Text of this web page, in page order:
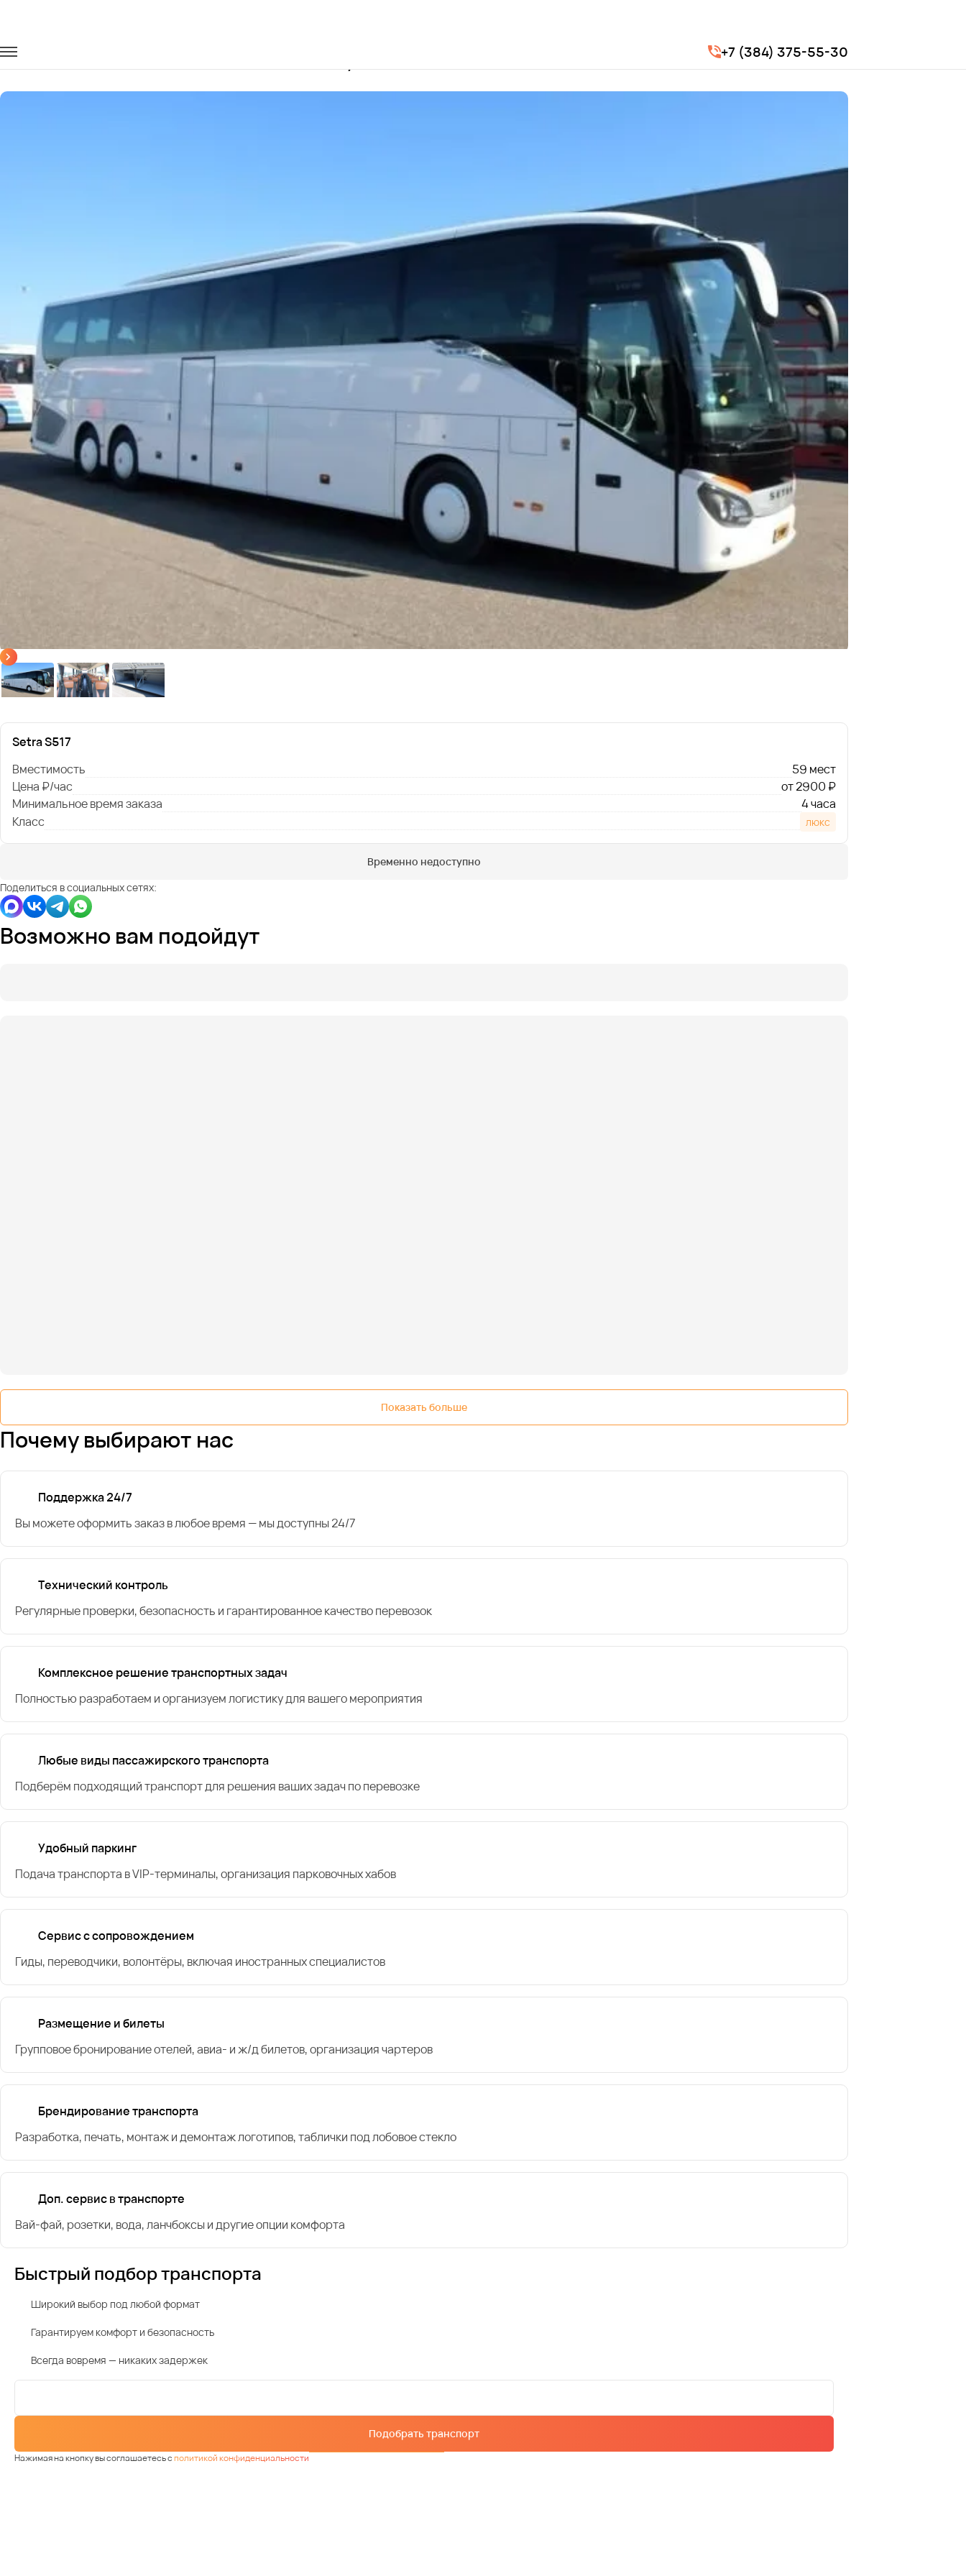
+7 (384) 375-55-30
Заказать Setra S517 с водителем в Новокузнецке
Setra S517
Вместимость
59 мест
Цена ₽/час
от 2900 ₽
Минимальное время заказа
4 часа
Класс
люкс
Временно недоступно
Поделиться в социальных сетях:
Возможно вам подойдут
Показать больше
Почему выбирают нас
Поддержка 24/7
Вы можете оформить заказ в любое время — мы доступны 24/7
Технический контроль
Регулярные проверки, безопасность и гарантированное качество перевозок
Комплексное решение транспортных задач
Полностью разработаем и организуем логистику для вашего мероприятия
Любые виды пассажирского транспорта
Подберём подходящий транспорт для решения ваших задач по перевозке
Удобный паркинг
Подача транспорта в VIP-терминалы, организация парковочных хабов
Сервис с сопровождением
Гиды, переводчики, волонтёры, включая иностранных специалистов
Размещение и билеты
Групповое бронирование отелей, авиа- и ж/д билетов, организация чартеров
Брендирование транспорта
Разработка, печать, монтаж и демонтаж логотипов, таблички под лобовое стекло
Доп. сервис в транспорте
Вай-фай, розетки, вода, ланчбоксы и другие опции комфорта
Быстрый подбор транспорта
Широкий выбор под любой формат
Гарантируем комфорт и безопасность
Всегда вовремя — никаких задержек
Подобрать транспорт
Нажимая на кнопку вы соглашаетесь сполитикой конфиденциальности